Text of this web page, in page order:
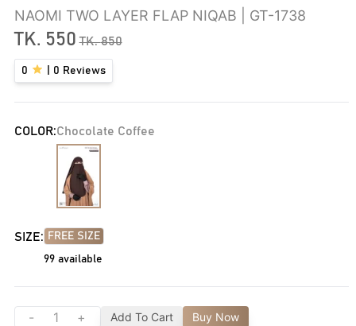
NAOMI TWO LAYER FLAP NIQAB | GT-1738
TK. 550 TK.850
0 0 Reviews
COLOR:Chocolate Coffee
SIZE: FREE SIZE
99 available
- + Add To Cart Buy Now